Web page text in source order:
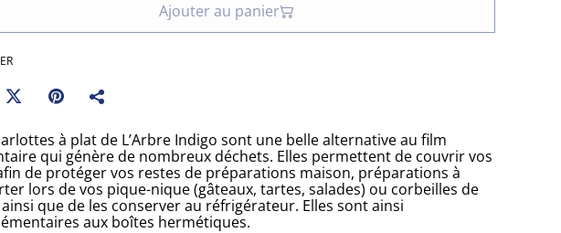
Ajouter au panier
à plat de L’Arbre Indigo sont une belle alternative au film
qui génère de nombreux déchets. Elles permettent de couvrir vos
de protéger vos restes de préparations maison, préparations à
lors de vos pique-nique (gâteaux, tartes, salades) ou corbeilles de
que de les conserver au réfrigérateur. Elles sont ainsi
aux boîtes hermétiques.